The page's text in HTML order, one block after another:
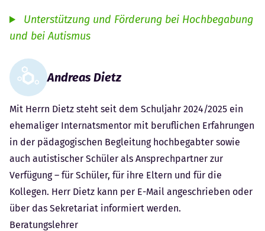
Unterstützung und Förderung bei Hochbegabung
und bei Autismus
Andreas Dietz
Mit Herrn Dietz steht seit dem Schuljahr 2024/2025 ein
ehemaliger Internatsmentor mit beruflichen Erfahrungen
in der pädagogischen Begleitung hochbegabter sowie
auch autistischer Schüler als Ansprechpartner zur
Verfügung – für Schüler, für ihre Eltern und für die
Kollegen. Herr Dietz kann per E-Mail angeschrieben oder
über das Sekretariat informiert werden.
Beratungslehrer